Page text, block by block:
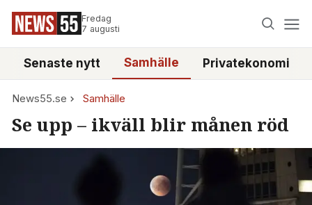
Fredag
7 augusti
Senaste nytt Samhälle Privatekonomi
News55.se Samhälle
Se upp – ikväll blir månen röd